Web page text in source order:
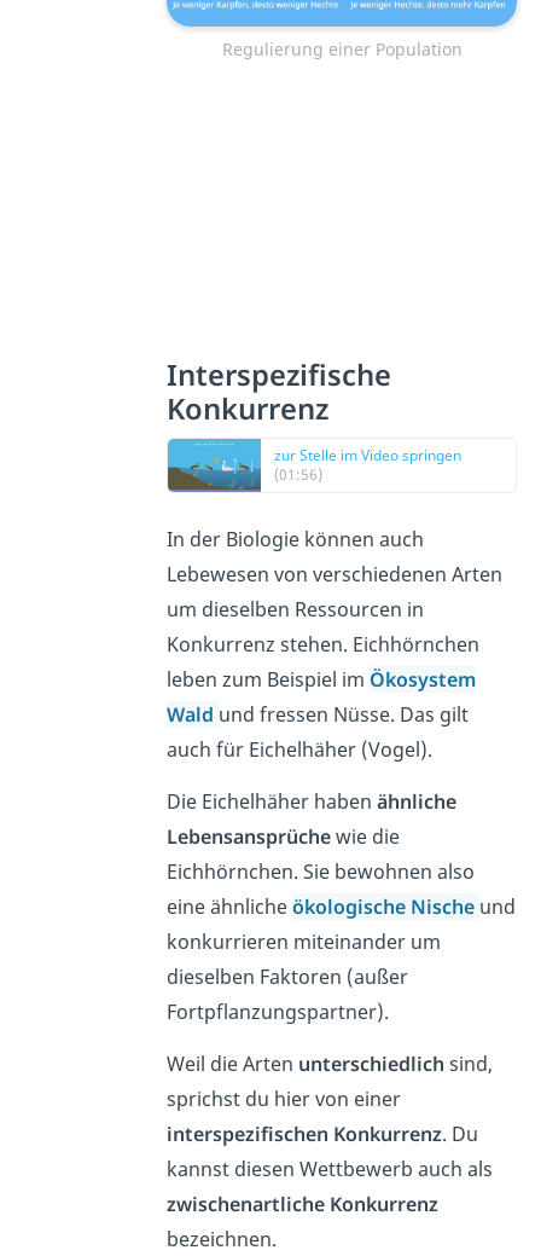
Regulierung einer Population
Interspezifische
Konkurrenz
zur Stelle im Video springen
(01:56)
In der Biologie können auch
Lebewesen von verschiedenen Arten
um dieselben Ressourcen in
Konkurrenz stehen. Eichhörnchen
leben zum Beispiel im Ökosystem
Wald und fressen Nüsse. Das gilt
auch für Eichelhäher (Vogel).
Die Eichelhäher habenähnliche
Lebensansprüchewie die
Eichhörnchen. Sie bewohnen also
eine ähnlicheökologische Nische und
konkurrieren miteinander um
dieselben Faktoren (außer
Fortpflanzungspartner).
Weil die Arten unterschiedlich sind,
sprichst du hier von einer
interspezifischen Konkurrenz. Du
kannst diesen Wettbewerb auch als
zwischenartliche Konkurrenz
bezeichnen.